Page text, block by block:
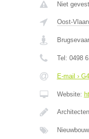
Niet
Oost-
Tel: 0498
E-mail ›
Website: